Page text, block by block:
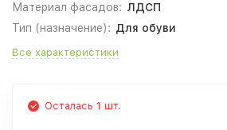
Материал фасадов: ЛДСП
Тип (назначение): Для обуви
Все характеристики
Осталась 1 шт.